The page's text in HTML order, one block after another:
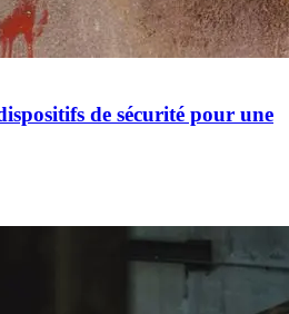
de sécurité pour une